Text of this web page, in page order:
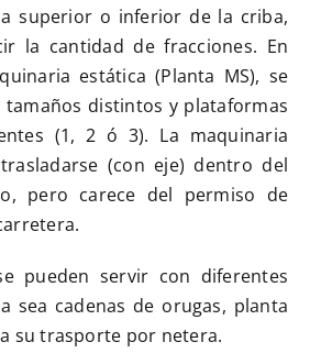
superior o inferior de la criba,
la cantidad de fracciones. En
estática (Planta MS), se
tamaños distintos y plataformas
(1, 2 ó 3). La maquinaria
(con eje) dentro del
pero carece del permiso de
pueden servir con diferentes
sea cadenas de orugas, planta
su trasporte por netera.